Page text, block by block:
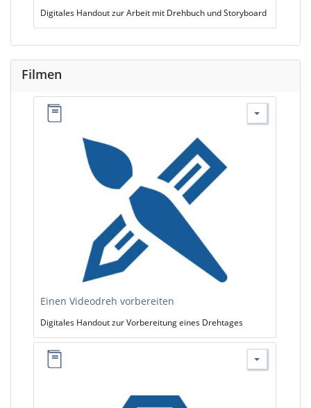
Digitales Handout zur Arbeit mit Drehbuch und Storyboard
Filmen
Einen Videodreh vorbereiten
Digitales Handout zur Vorbereitung eines Drehtages